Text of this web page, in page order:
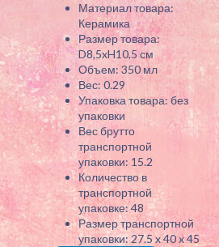
Материал товара:
Керамика
Размер товара:
D8,5xH10,5 см
Объем: 350 мл
Вес: 0.29
Упаковка товара: без
упаковки
Вес брутто
транспортной
упаковки: 15.2
Количество в
транспортной
упаковке: 48
Размер транспортной
упаковки: 27.5 x 40 x 45